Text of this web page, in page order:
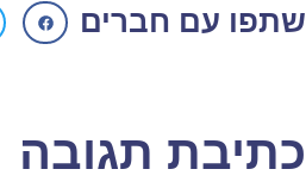
שתפו עם חברים
כתיבת תגובה